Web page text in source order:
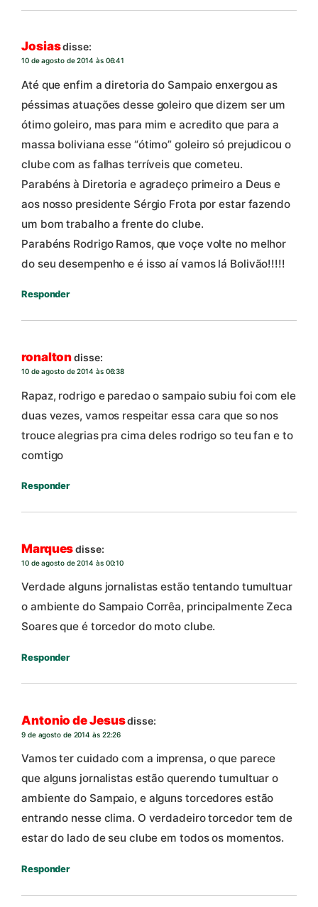
Josiasdisse:
10 de agosto de 2014 às 06:41
Até que enfim a diretoria do Sampaio enxergou as
péssimas atuações desse goleiro que dizem ser um
ótimo goleiro, mas para mim e acredito que para a
massa boliviana esse “ótimo” goleiro só prejudicou o
clube com as falhas terríveis que cometeu.
Parabéns à Diretoria e agradeço primeiro a Deus e
aos nosso presidente Sérgio Frota por estar fazendo
um bom trabalho a frente do clube.
Parabéns Rodrigo Ramos, que voçe volte no melhor
do seu desempenho e é isso aí vamos lá Bolivão!!!!!
Responder
ronaltondisse:
10 de agosto de 2014 às 06:38
Rapaz, rodrigo e paredao o sampaio subiu foi com ele
duas vezes, vamos respeitar essa cara que so nos
trouce alegrias pra cima deles rodrigo so teu fan e to
comtigo
Responder
Marquesdisse:
10 de agosto de 2014 às 00:10
Verdade alguns jornalistas estão tentando tumultuar
o ambiente do Sampaio Corrêa, principalmente Zeca
Soares que é torcedor do moto clube.
Responder
Antonio de Jesusdisse:
9 de agosto de 2014 às 22:26
Vamos ter cuidado com a imprensa, o que parece
que alguns jornalistas estão querendo tumultuar o
ambiente do Sampaio, e alguns torcedores estão
entrando nesse clima. O verdadeiro torcedor tem de
estar do lado de seu clube em todos os momentos.
Responder